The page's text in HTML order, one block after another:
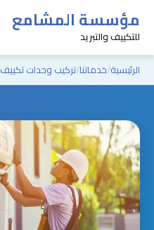
مؤسسة المشامع
للتكييف والتبريد
الرئيسية خدماتنا تركيب وحدات تكييف